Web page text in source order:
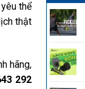
thể
thật
hãng,
292